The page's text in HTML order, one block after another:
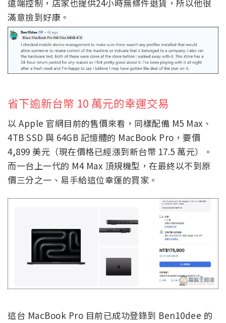
遠端控制，店家也提供24小時無條件退貨，所以他很
滿意撿到好康。
省下逾新台幣 10 萬元的幸運交易
以 Apple 官網目前的售價來看，同樣配備 M5 Max、
4TB SSD 與 64GB 記憶體的 MacBook Pro，要價
4,899 美元（現在價格已經漲到新台幣 17.5 萬元）。
而一台上一代的 M4 Max 頂規機型，在最終以不到原
價三分之一、易手給這位幸運的買家。
這台 MacBook Pro 目前已成功登錄到 Ben10dee 的